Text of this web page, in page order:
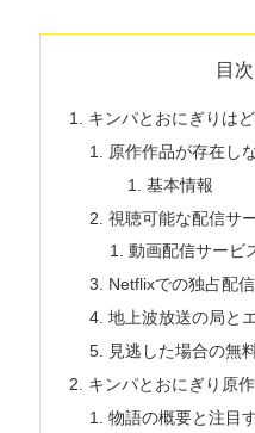
目次
キンパとおにぎりは
原作作品が存在し
基本情報
視聴可能な配信サ
動画配信サービ
Netflixでの独占配
地上波放送の局と
見逃した場合の無
キンパとおにぎり原
物語の概要と注目